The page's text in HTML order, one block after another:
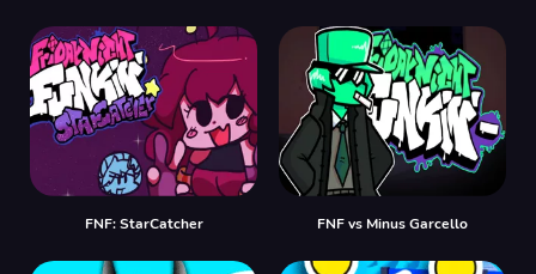
FNF: StarCatcher FNF vs Minus Garcello